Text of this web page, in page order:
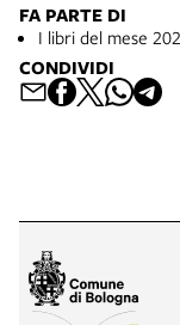
FA PARTE DI
I libri del mese
CONDIVIDI